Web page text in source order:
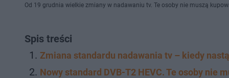
Od 19 grudnia wielkie zmiany w nadawaniu tv. Te osoby nie muszą
Spis treści
Zmiana standardu nadawania tv – kiedy
Nowy standard DVB-T2 HEVC. Te osoby nie